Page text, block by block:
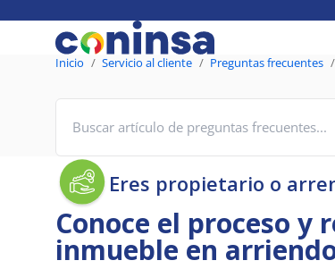
Inicio Servicio al cliente Preguntas frecuentes
Eres propietario o
Conoce el proceso
inmueble en